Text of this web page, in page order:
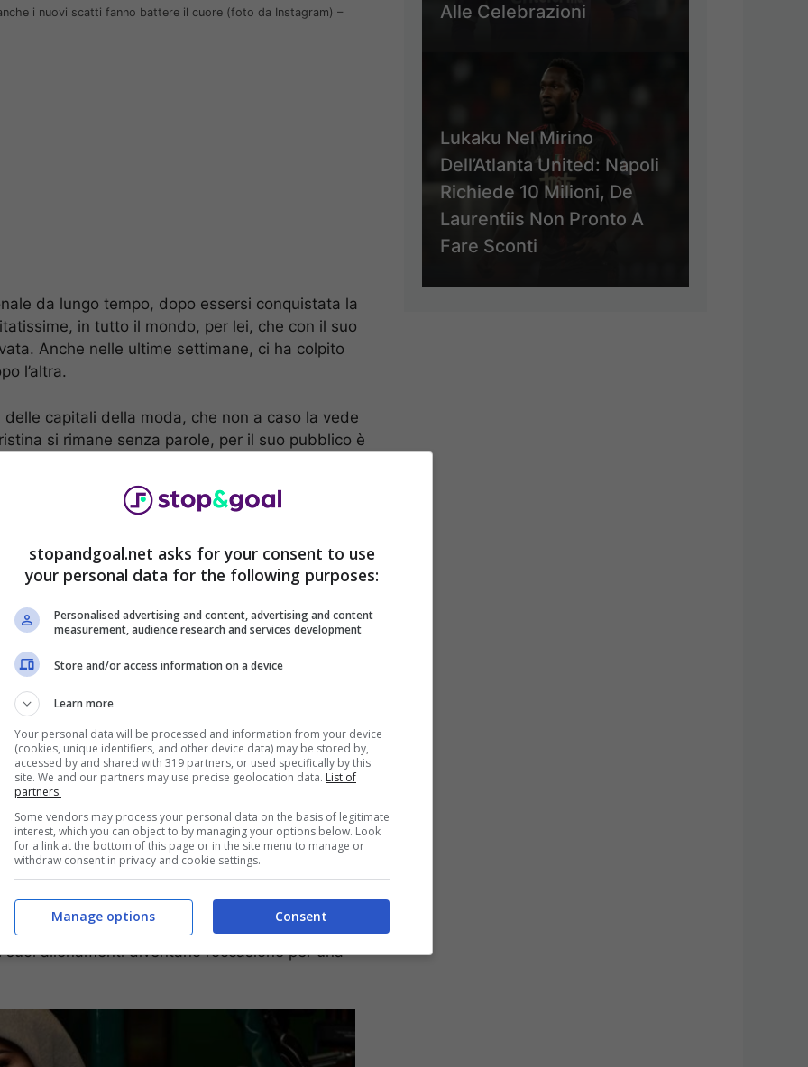
i nuovi scatti fanno battere il cuore (foto da Instagram) –
da lungo tempo, dopo essersi conquistata la
in tutto il mondo, per lei, che con il suo
Anche nelle ultime settimane, ci ha colpito
l’altra.
delle capitali della moda, che non a caso la vede
si rimane senza parole, per il suo pubblico è
monitorare il suo profilo, alla ricerca di nuovi
ad occhi aperti.
, che la posiziona ai primi posti tra le bellezze
ci mette tutti ko: un primo
di sé, ma anche in altri momenti della sua
da fare in palestra. ComeElisabetta
allenamenti diventano l’occasione per una
Alle Celebrazioni
Lukaku Nel Mirino
Dell’Atlanta United: Napoli
Richiede 10 Milioni, De
Laurentiis Non Pronto A
Fare Sconti
stopandgoal.net asks for your consent to use
your personal data for the following purposes:
Personalised advertising and content, advertising and content
measurement, audience research and services development
Store and/or access information on a device
Learn more
Your personal data will be processed and information from your device
(cookies, unique identifiers, and other device data) may be stored by,
accessed by and shared with 319 partners, or used specifically by this
site. We and our partners may use precise geolocation data. List of
partners.
Some vendors may process your personal data on the basis of legitimate
interest, which you can object to by managing your options below. Look
for a link at the bottom of this page or in the site menu to manage or
withdraw consent in privacy and cookie settings.
Consent
Manage options